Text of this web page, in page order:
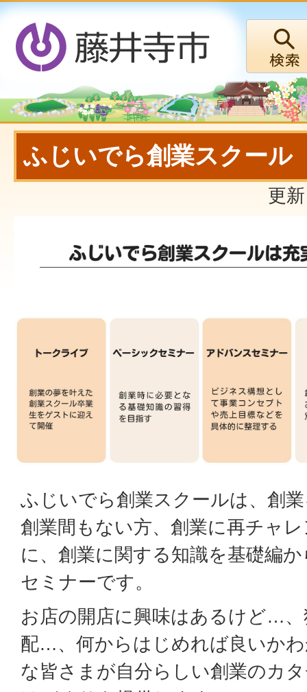
ふじいでら創業スクール
更
ふじいでら創業スクールは、創
創業間もない方、創業に再チャ
に、創業に関する知識を基礎編
セミナーです。
お店の開店に興味はあるけど…
配…、何からはじめれば良いか
な皆さまが自分らしい創業のカ